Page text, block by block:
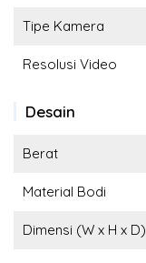
Tipe Kamera
Resolusi Video
Desain
Berat
Material Bodi
Dimensi (W x H x D)